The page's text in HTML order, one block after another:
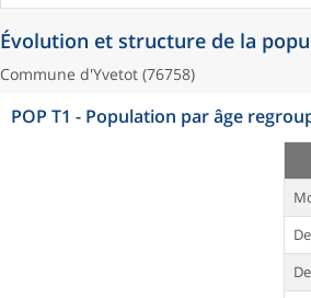
Évolution et structure de la
Commune d'Yvetot (76758)
POP T1 - Population par âge